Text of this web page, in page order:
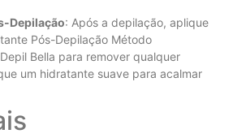
Depilação: Após a depilação, aplique
Pós-Depilação Método
Bella para remover qualquer
um hidratante suave para acalmar